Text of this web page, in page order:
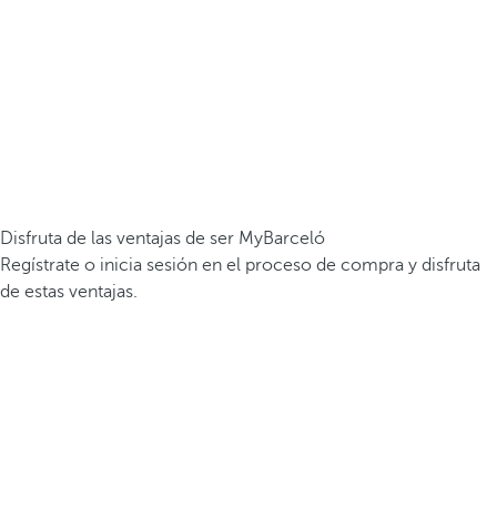
Disfruta de las ventajas de ser MyBarceló
Regístrate o inicia sesión en el proceso de compra y disfruta
de estas ventajas.